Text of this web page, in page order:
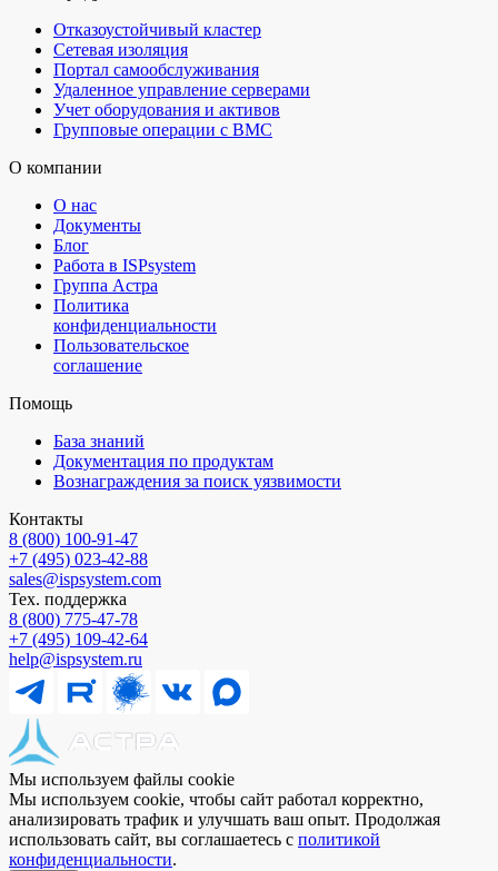
Отказоустойчивый кластер
Сетевая изоляция
Портал самообслуживания
Удаленное управление серверами
Учет оборудования и активов
Групповые операции с BMC
О компании
О нас
Документы
Блог
Работа в ISPsystem
Группа Астра
Политика
конфиденциальности
Пользовательское
соглашение
Помощь
База знаний
Документация по продуктам
Вознаграждения за поиск уязвимости
Контакты
8 (800) 100⁠-⁠91⁠-⁠47
+7 (495) 023⁠-⁠42⁠-⁠88
sales@ispsystem.com
Тех. поддержка
8 (800) 775⁠-⁠47⁠-⁠78
+7 (495) 109⁠-⁠42⁠-⁠64
help@ispsystem.ru
Мы используем файлы cookie
Мы используем cookie, чтобы сайт работал корректно,
анализировать трафик и улучшать ваш опыт. Продолжая
использовать сайт, вы соглашаетесь с политикой
конфиденциальности.